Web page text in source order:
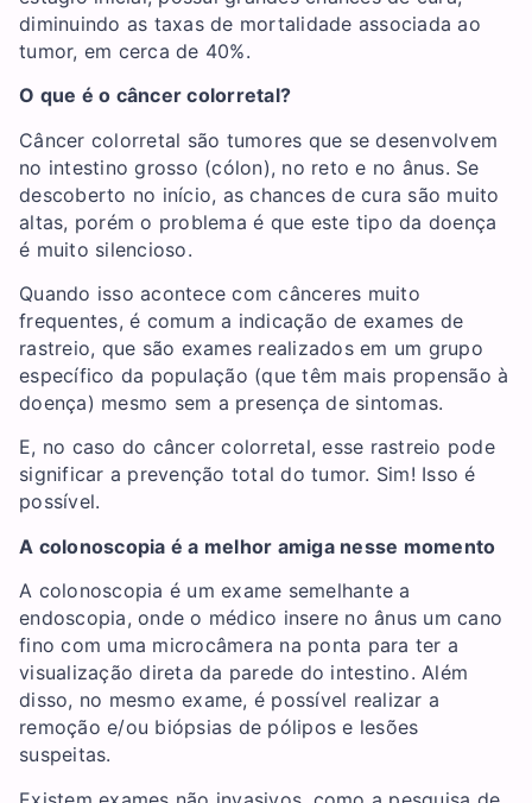
diminuindo as taxas de mortalidade associada ao
tumor, em cerca de 40%.
O que é o câncer colorretal?
Câncer colorretal são tumores que se desenvolvem
no intestino grosso (cólon), no reto e no ânus. Se
descoberto no início, as chances de cura são muito
altas, porém o problema é que este tipo da doença
é muito silencioso.
Quando isso acontece com cânceres muito
frequentes, é comum a indicação de exames de
rastreio, que são exames realizados em um grupo
específico da população (que têm mais propensão à
doença) mesmo sem a presença de sintomas.
E, no caso do câncer colorretal, esse rastreio pode
significar a prevenção total do tumor. Sim! Isso é
possível.
A colonoscopia é a melhor amiga nesse momento
A colonoscopia é um exame semelhante a
endoscopia, onde o médico insere no ânus um cano
fino com uma microcâmera na ponta para ter a
visualização direta da parede do intestino. Além
disso, no mesmo exame, é possível realizar a
remoção e/ou biópsias de pólipos e lesões
suspeitas.